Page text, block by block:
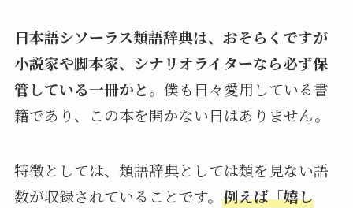
日本語シソーラス類語辞典は、おそらくですが
小説家や脚本家、シナリオライターなら必ず保
管している一冊かと。 僕も日々愛用している書
籍であり、この本を開かない日はありません。
特徴としては、類語辞典としては類を見ない語
数が収録されていることです。 例えば「嬉し